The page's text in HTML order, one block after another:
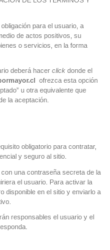
para el usuario, a
de actos positivos, su
o servicios, en la forma
deberá hacer click donde el
ofrezca esta opción
u otra equivalente que
la aceptación.
obligatorio para contratar,
y seguro al sitio.
una contraseña secreta de la
el usuario. Para activar la
disponible en el sitio y enviarlo a
responsables el usuario y el